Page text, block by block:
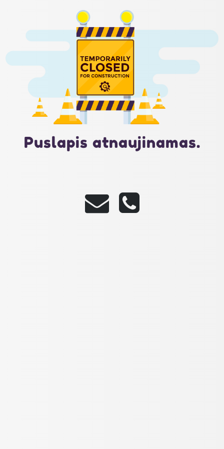
Puslapis atnaujinamas.